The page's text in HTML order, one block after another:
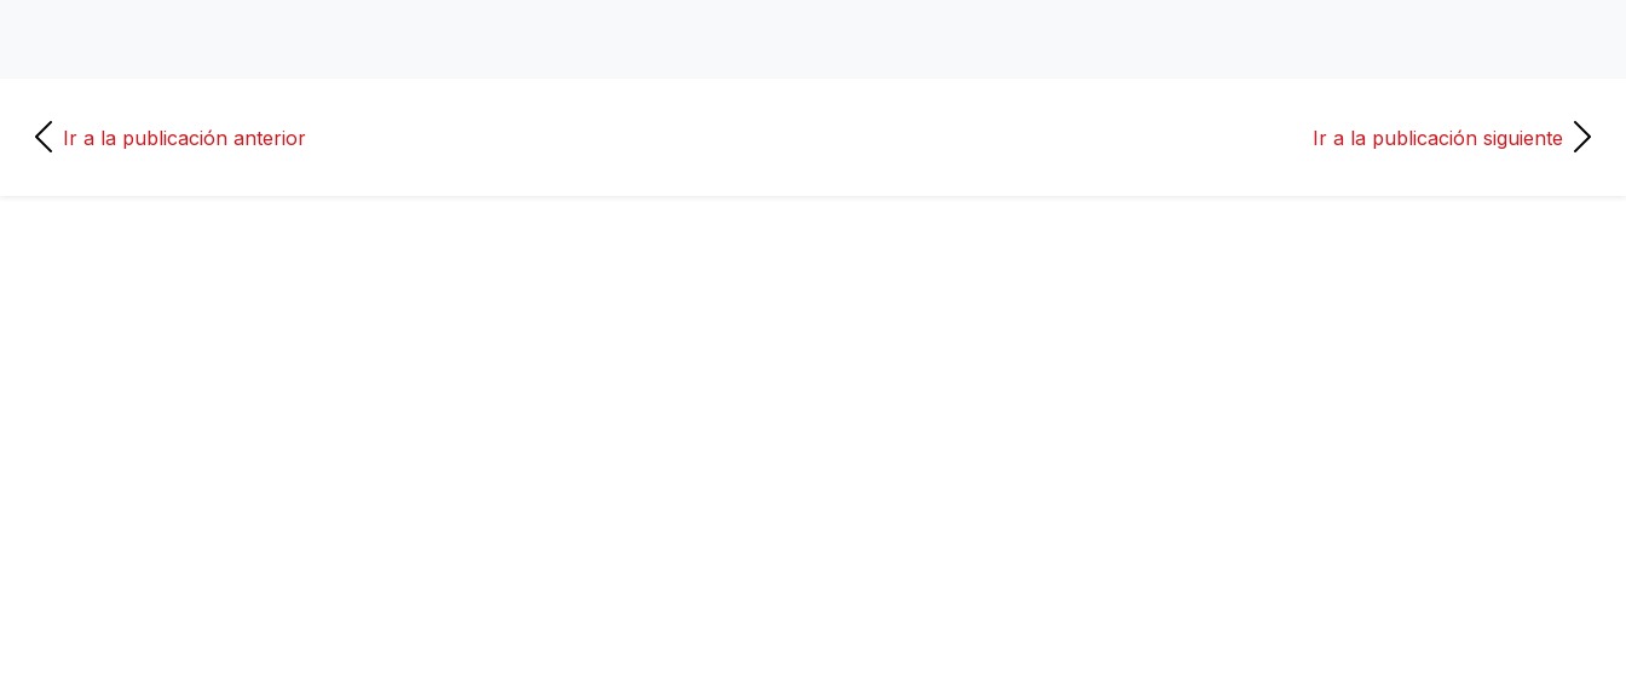
Ir a la publicación anterior Ir a la publicación siguiente